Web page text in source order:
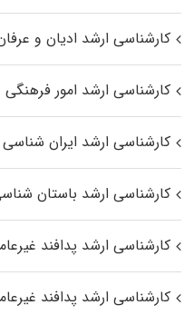
کارشناسی ارشد ادیان و
کارشناسی ارشد امور فرهنگی
کارشناسی ارشد ایران شناسی
کارشناسی ارشد باستان
کارشناسی ارشد پدافند
کارشناسی ارشد پدافند